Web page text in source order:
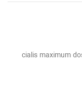
cialis maximum